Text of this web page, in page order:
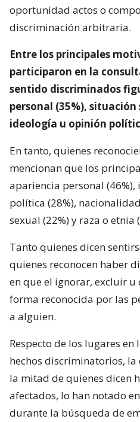
oportunidad actos o
discriminación arbitraria.
Entre los principales
participaron en la
sentido discriminados
personal (35%),
ideología u opinión
En tanto, quienes
mencionan que los
apariencia personal
política (28%),
sexual (22%) y raza o etnia
Tanto quienes dicen
quienes reconocen haber
en que el ignorar, excluir
forma reconocida por las
a alguien.
Respecto de los lugares en
hechos discriminatorios,
la mitad de quienes dicen
afectados, lo han notado
durante la búsqueda de